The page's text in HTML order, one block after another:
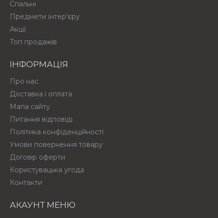
Спальні
Предмети інтер'єру
Акції
Топ продажів
ІНФОРМАЦІЯ
Про нас
Доставка і оплата
Мапа сайту
Питання відповіді
Політика конфіденційності
Умови повернення товару
Договір оферти
Користувацька угода
Контакти
АКАУНТ МЕНЮ